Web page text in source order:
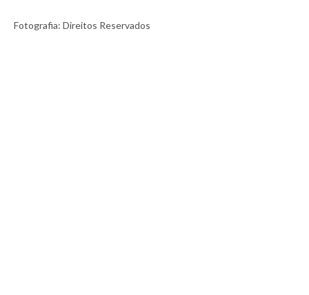
Fotografia: Direitos Reservados